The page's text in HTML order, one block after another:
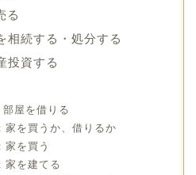
る
相続する・処分する
投資する
部屋を借りる
家を買うか、借りるか
家を買う
家を建てる